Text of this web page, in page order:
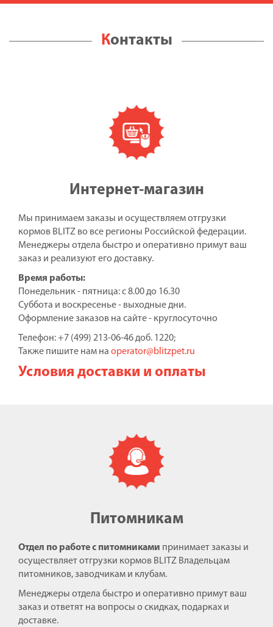
Контакты
Интернет-магазин
Мы принимаем заказы и осуществляем отгрузки
кормов BLITZ во все регионы Российской федерации.
Менеджеры отдела быстро и оперативно примут ваш
заказ и реализуют его доставку.
Время работы:
Понедельник - пятница: с 8.00 до 16.30
Суббота и воскресенье - выходные дни.
Оформление заказов на сайте - круглосуточно
Телефон: +7 (499) 213-06-46 доб. 1220;
Также пишите нам на operator@blitzpet.ru
Условия доставки и оплаты
Питомникам
Отдел по работе с питомниками принимает заказы и
осуществляет отгрузки кормов BLITZ Владельцам
питомников, заводчикам и клубам.
Менеджеры отдела быстро и оперативно примут ваш
заказ и ответят на вопросы о скидках, подарках и
доставке.